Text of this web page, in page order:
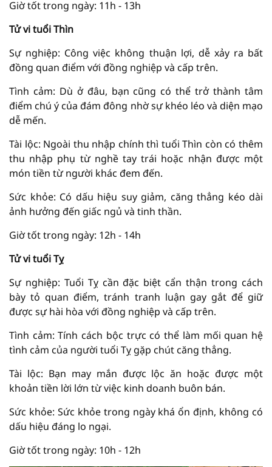
Giờ tốt trong ngày: 11h - 13h
Tử vi tuổi Thìn
Sự nghiệp: Công việc không thuận lợi, dễ xảy ra bất
đồng quan điểm với đồng nghiệp và cấp trên.
Tình cảm: Dù ở đâu, bạn cũng có thể trở thành tâm
điểm chú ý của đám đông nhờ sự khéo léo và diện mạo
dễ mến.
Tài lộc: Ngoài thu nhập chính thì tuổi Thìn còn có thêm
thu nhập phụ từ nghề tay trái hoặc nhận được một
món tiền từ người khác đem đến.
Sức khỏe: Có dấu hiệu suy giảm, căng thẳng kéo dài
ảnh hưởng đến giấc ngủ và tinh thần.
Giờ tốt trong ngày: 12h - 14h
Tử vi tuổi Tỵ
Sự nghiệp: Tuổi Tỵ cần đặc biệt cẩn thận trong cách
bày tỏ quan điểm, tránh tranh luận gay gắt để giữ
được sự hài hòa với đồng nghiệp và cấp trên.
Tình cảm: Tính cách bộc trực có thể làm mối quan hệ
tình cảm của người tuổi Tỵ gặp chút căng thẳng.
Tài lộc: Bạn may mắn được lộc ăn hoặc được một
khoản tiền lời lớn từ việc kinh doanh buôn bán.
Sức khỏe: Sức khỏe trong ngày khá ổn định, không có
dấu hiệu đáng lo ngại.
Giờ tốt trong ngày: 10h - 12h